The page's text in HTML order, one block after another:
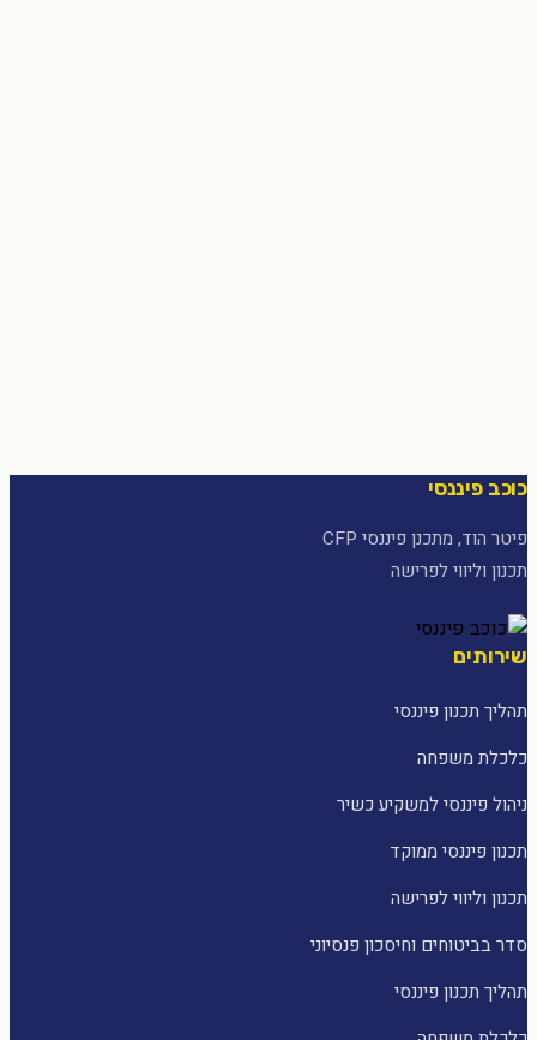
כוכב פיננסי
פיטר הוד, מתכנן פיננסי CFP
תכנון וליווי לפרישה
שירותים
תהליך תכנון פיננסי
כלכלת משפחה
ניהול פיננסי למשקיע כשיר
תכנון פיננסי ממוקד
תכנון וליווי לפרישה
סדר בביטוחים וחיסכון פנסיוני
תהליך תכנון פיננסי